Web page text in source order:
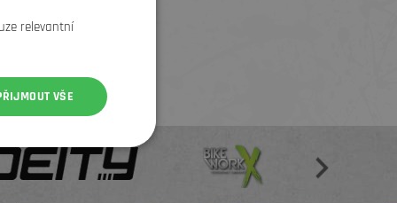
relevantní
VŠE